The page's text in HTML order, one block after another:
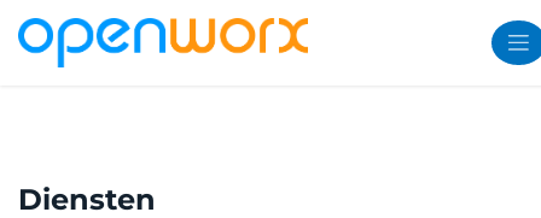
Overslaan naar inhoud
Diensten